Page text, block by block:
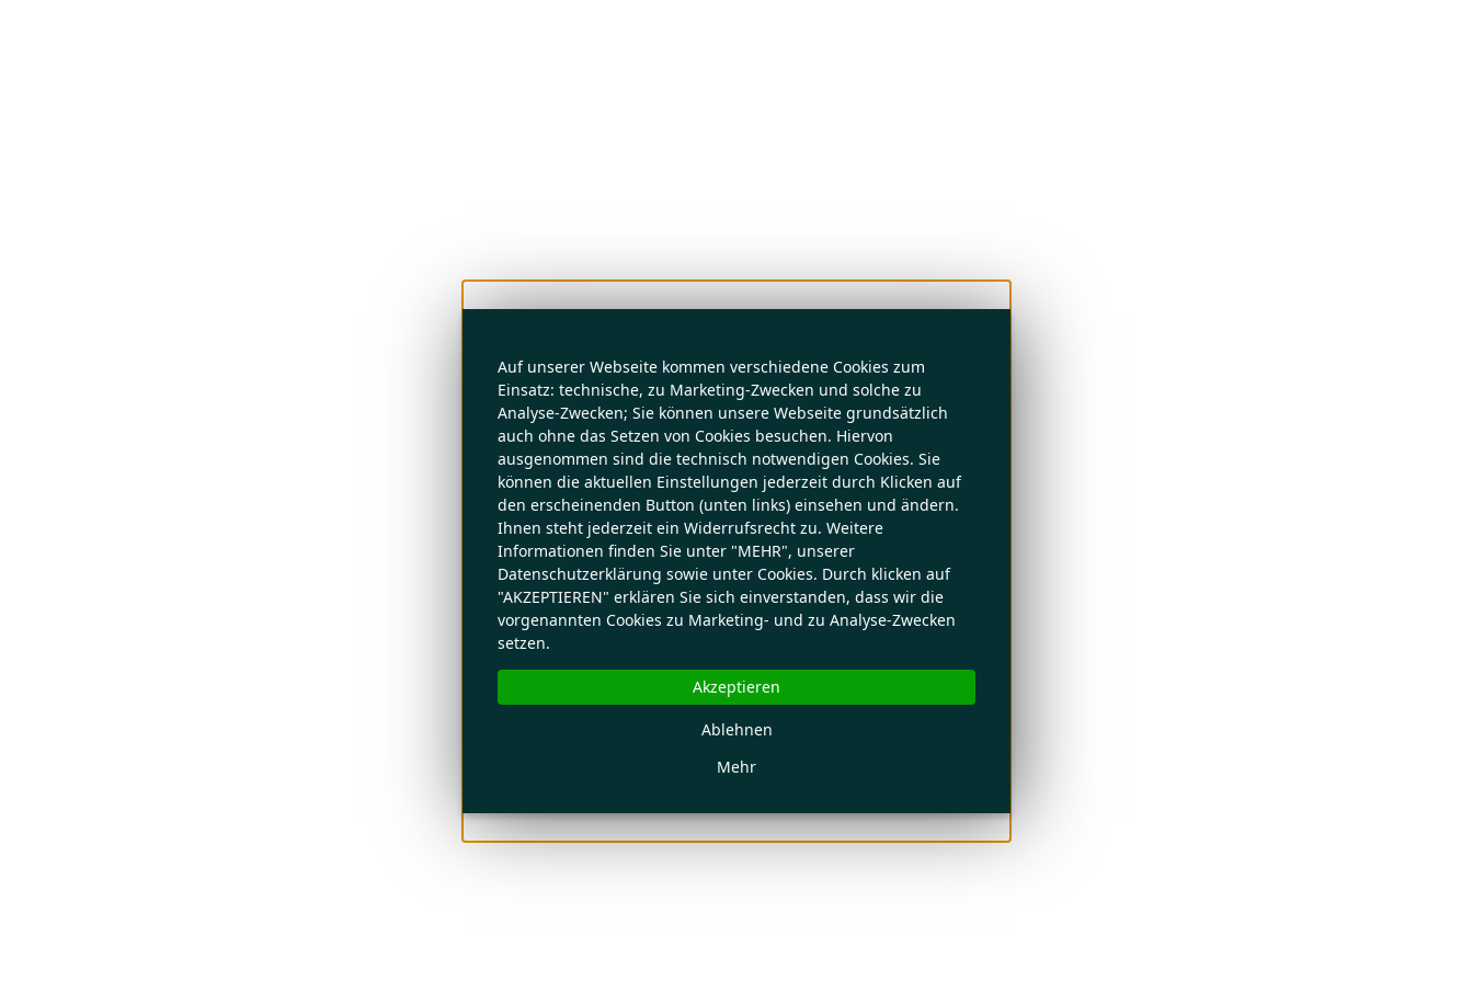
Auf unserer Webseite kommen verschiedene Cookies zum
Einsatz: technische, zu Marketing-Zwecken und solche zu
Analyse-Zwecken; Sie können unsere Webseite grundsätzlich
auch ohne das Setzen von Cookies besuchen. Hiervon
ausgenommen sind die technisch notwendigen Cookies. Sie
können die aktuellen Einstellungen jederzeit durch Klicken auf
den erscheinenden Button (unten links) einsehen und ändern.
Ihnen steht jederzeit ein Widerrufsrecht zu. Weitere
Informationen finden Sie unter "MEHR", unserer
Datenschutzerklärung sowie unter Cookies. Durch klicken auf
"AKZEPTIEREN" erklären Sie sich einverstanden, dass wir die
vorgenannten Cookies zu Marketing- und zu Analyse-Zwecken
setzen.
Mehr
Ablehnen
Akzeptieren